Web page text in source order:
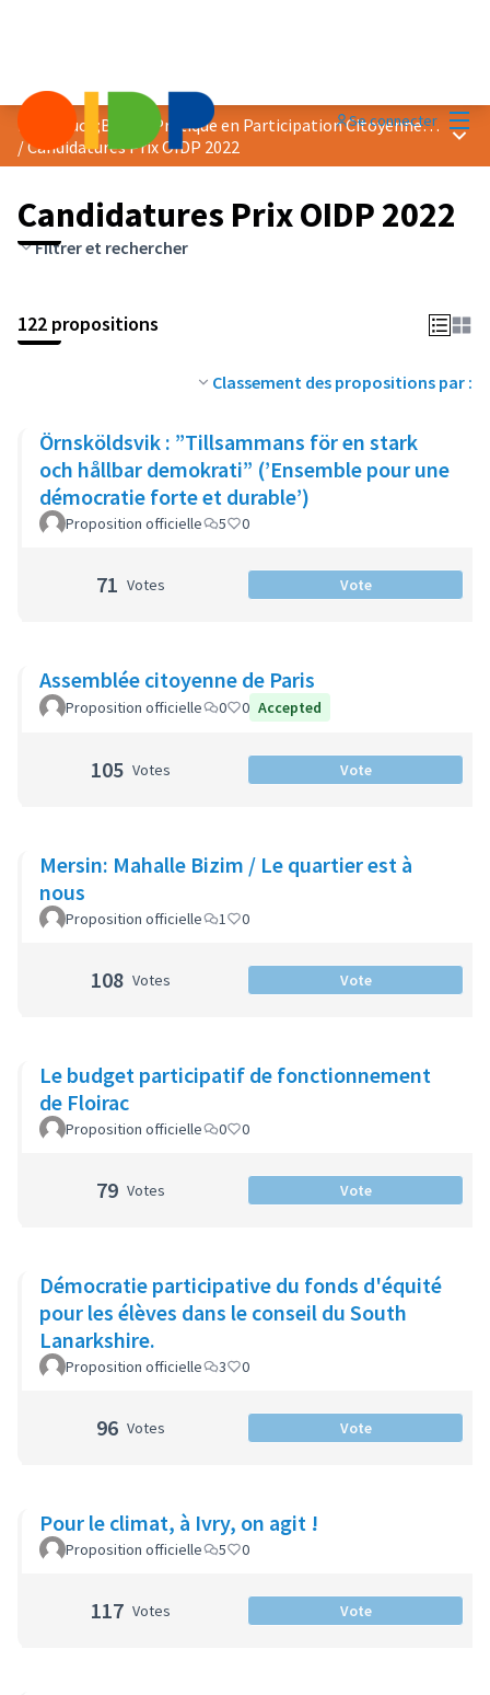
Se connecter
Prix &quot;Bonne Pratique en Participation Citoyenne&quot; 2022
/Candidatures Prix OIDP 2022
Candidatures Prix OIDP 2022
Filtrer et rechercher
122 propositions
Classement des propositions par :
Örnsköldsvik : ”Tillsammans för en stark
och hållbar demokrati” (’Ensemble pour une
démocratie forte et durable’)
Proposition officielle 5 0
71 Votes Vote
Assemblée citoyenne de Paris
Proposition officielle 0 0 Accepted
105 Votes Vote
Mersin: Mahalle Bizim / Le quartier est à
nous
Proposition officielle 1 0
108 Votes Vote
Le budget participatif de fonctionnement
de Floirac
Proposition officielle 0 0
79 Votes Vote
Démocratie participative du fonds d'équité
pour les élèves dans le conseil du South
Lanarkshire.
Proposition officielle 3 0
96 Votes Vote
Pour le climat, à Ivry, on agit !
Proposition officielle 5 0
117 Votes Vote